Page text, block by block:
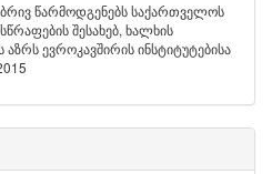
წარმოდგენებს საქართველოს
შესახებ, ხალხის
ევროკავშირის ინსტიტუტებისა